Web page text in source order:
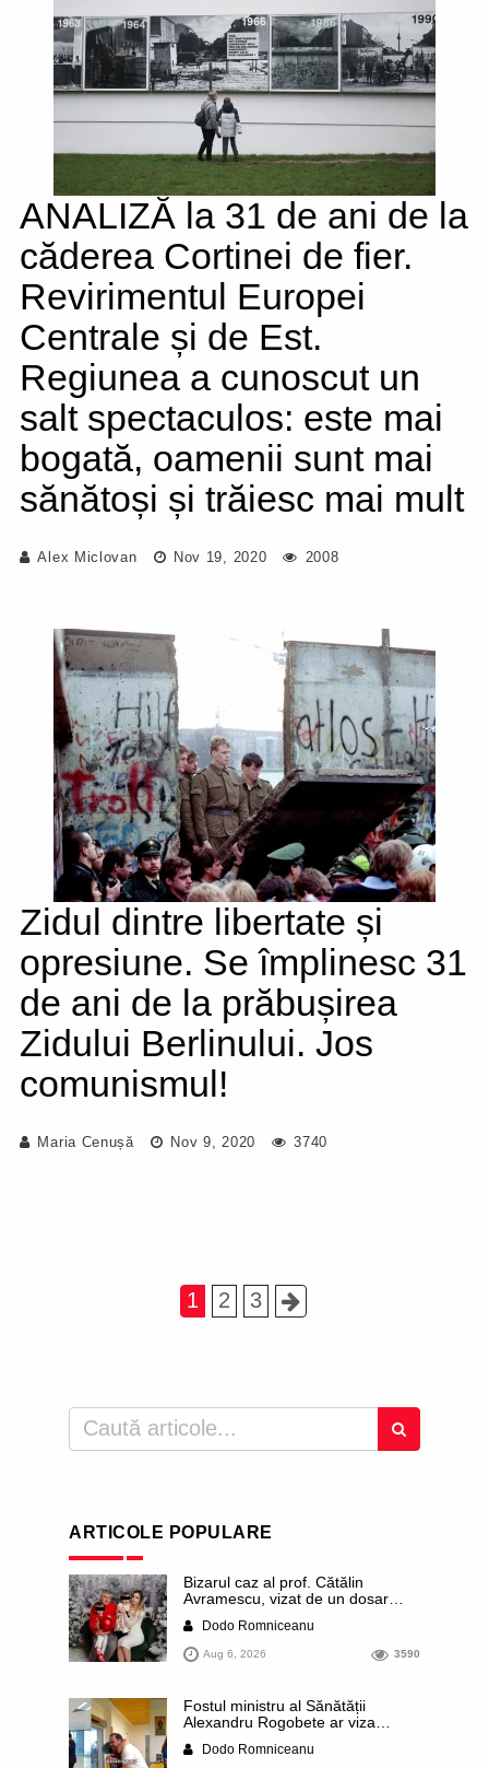
ANALIZĂ la 31 de ani de la
căderea Cortinei de fier.
Revirimentul Europei
Centrale și de Est.
Regiunea a cunoscut un
salt spectaculos: este mai
bogată, oamenii sunt mai
sănătoși și trăiesc mai mult
Alex Miclovan Nov 19, 2020 2008
Zidul dintre libertate și
opresiune. Se împlinesc 31
de ani de la prăbușirea
Zidului Berlinului. Jos
comunismul!
Maria Cenușă Nov 9, 2020 3740
1 2 3
ARTICOLE POPULARE
Bizarul caz al prof. Cătălin
Avramescu, vizat de un dosar
infantilă”. Miroase a execuție
stalinistă. Cea mai imundă parte a
presei publică inclusiv documente
dezvăluite date ultra-personale
ale profesorului, inclusiv
diagnostice și tratamente
Dodo Romniceanu
Aug 6, 2026 3590
Fostul ministru al Sănătății
Alexandru Rogobete ar viza
al orașului Timișoara. Pesedistul
Dodo Romniceanu